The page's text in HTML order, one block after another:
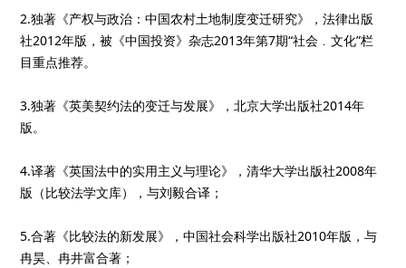
2.独著《产权与政治：中国农村土地制度变迁研究》，法律出版
社2012年版，被《中国投资》杂志2013年第7期“社会﹒文化”栏
目重点推荐。
3.独著《英美契约法的变迁与发展》，北京大学出版社2014年
版。
4.译著《英国法中的实用主义与理论》，清华大学出版社2008年
版（比较法学文库），与刘毅合译；
5.合著《比较法的新发展》，中国社会科学出版社2010年版，与
冉昊、冉井富合著；